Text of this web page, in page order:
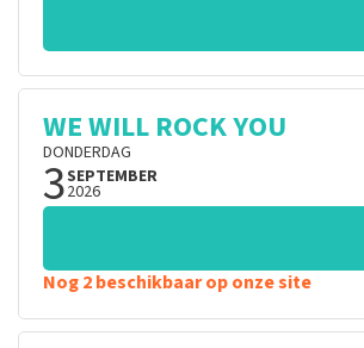
WE WILL ROCK YOU
DONDERDAG
3SEPTEMBER
2026
Nog 2 beschikbaar op onze site